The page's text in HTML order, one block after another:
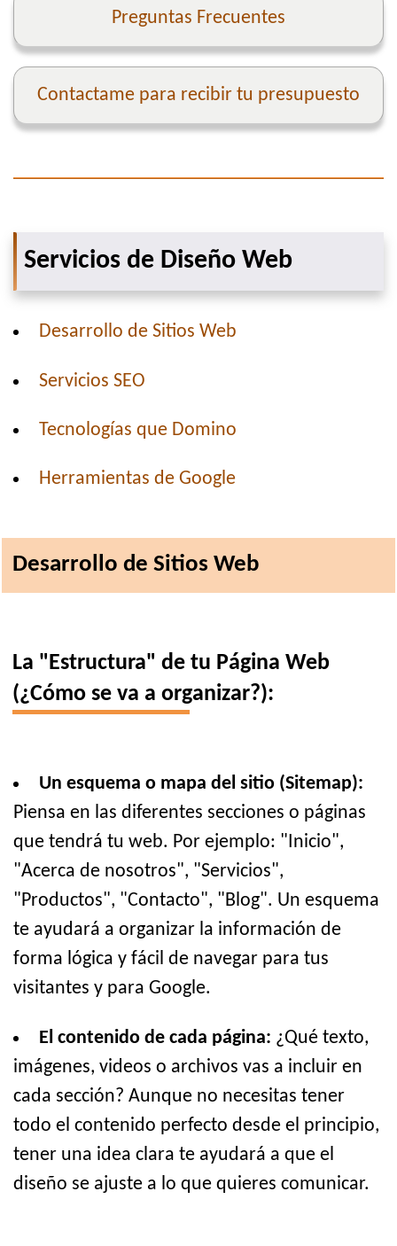
Preguntas Frecuentes
Contactame para recibir tu presupuesto
Servicios de Diseño Web
Desarrollo de Sitios Web
Servicios SEO
Tecnologías que Domino
Herramientas de Google
Desarrollo de Sitios Web
La "Estructura" de tu Página Web
(¿Cómo se va a organizar?):
Un esquema o mapa del sitio (Sitemap):
Piensa en las diferentes secciones o páginas
que tendrá tu web. Por ejemplo: "Inicio",
"Acerca de nosotros", "Servicios",
"Productos", "Contacto", "Blog". Un esquema
te ayudará a organizar la información de
forma lógica y fácil de navegar para tus
visitantes y para Google.
El contenido de cada página: ¿Qué texto,
imágenes, videos o archivos vas a incluir en
cada sección? Aunque no necesitas tener
todo el contenido perfecto desde el principio,
tener una idea clara te ayudará a que el
diseño se ajuste a lo que quieres comunicar.